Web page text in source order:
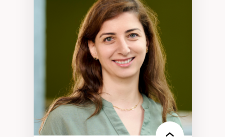
Fragmentation des auditoires médiatiques
Analyse multi-plateforme des auditoires
médiatiques
Analyse des comportements numériques à
travers les données massives et l’IA
Recherche quantitative et qualitative sur
les auditoires médiatiques
Épistémologie des techniques de recherche
numérique et l’IA
Théorie des droits de la personne
La pensée politique d’Hannah Arendt
La pensée politique à l’ère numérique
Justice internationale et normes
internationales